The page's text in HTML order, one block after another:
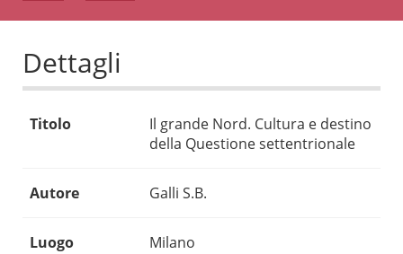
Dettagli
Titolo
Il grande Nord. Cultura e destino
della Questione settentrionale
Autore Galli S.B.
Luogo Milano